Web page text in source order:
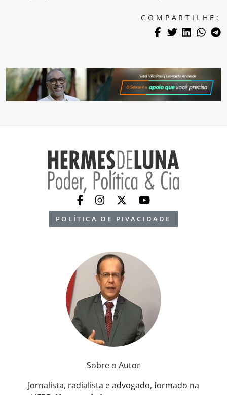
COMPARTILHE:
POLÍTICA DE PIVACIDADE
Sobre o Autor
Jornalista, radialista e advogado, formado na